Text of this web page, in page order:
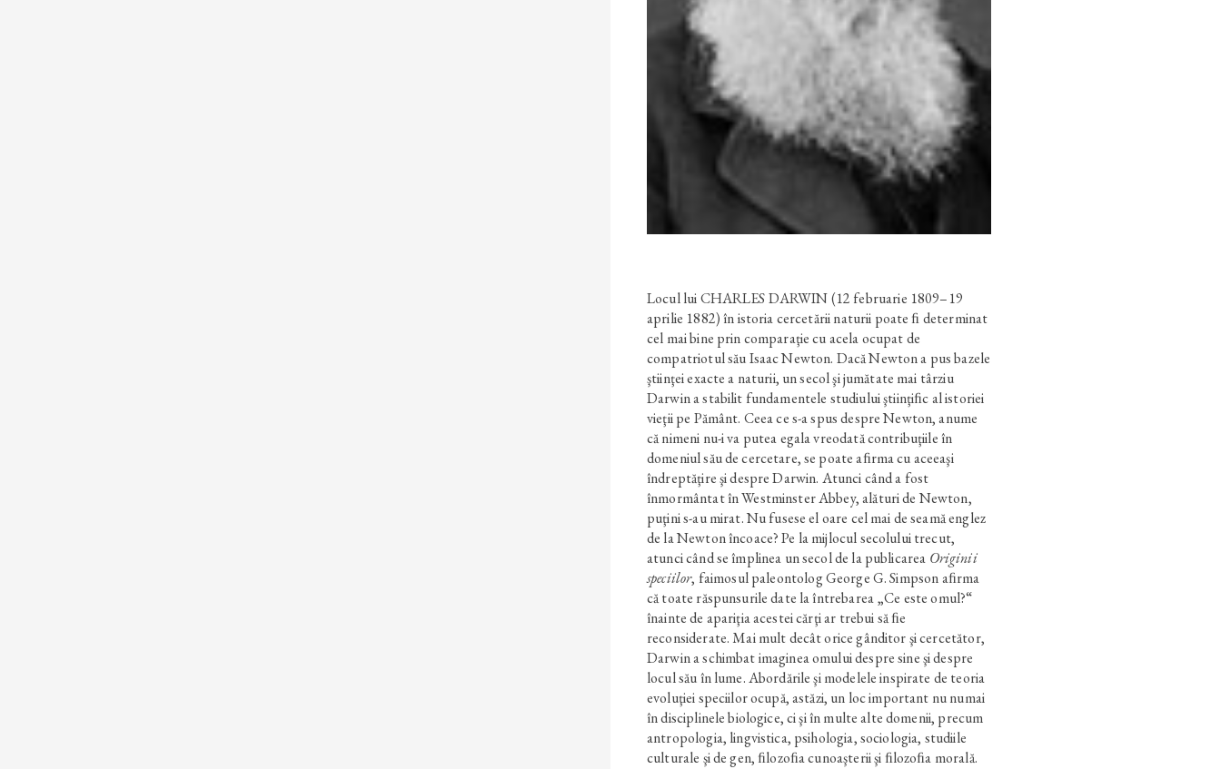
Locul lui CHARLES DARWIN (12 februarie 1809–19
aprilie 1882) în istoria cercetării naturii poate ﬁ determinat
cel mai bine prin comparaţie cu acela ocupat de
compatriotul său Isaac Newton. Dacă Newton a pus bazele
ştiinţei exacte a naturii, un secol şi jumătate mai târziu
Darwin a stabilit fundamentele studiului ştiinţiﬁc al istoriei
vieţii pe Pământ. Ceea ce s-a spus despre Newton, anume
că nimeni nu-i va putea egala vreodată contribuţiile în
domeniul său de cercetare, se poate aﬁrma cu aceeaşi
îndreptăţire şi despre Darwin. Atunci când a fost
înmormântat în Westminster Abbey, alături de Newton,
puţini s-au mirat. Nu fusese el oare cel mai de seamă englez
de la Newton încoace? Pe la mijlocul secolului trecut,
atunci când se împlinea un secol de la publicarea Originii
speciilor, faimosul paleontolog George G. Simpson aﬁrma
că toate răspunsurile date la întrebarea „Ce este omul?“
înainte de apariţia acestei cărţi ar trebui să ﬁe
reconsiderate. Mai mult decât orice gânditor şi cercetător,
Darwin a schimbat imaginea omului despre sine şi despre
locul său în lume. Abordările şi modelele inspirate de teoria
evoluţiei speciilor ocupă, astăzi, un loc important nu numai
în disciplinele biologice, ci şi în multe alte domenii, precum
antropologia, lingvistica, psihologia, sociologia, studiile
culturale şi de gen, ﬁlozoﬁa cunoaşterii şi ﬁlozoﬁa morală.